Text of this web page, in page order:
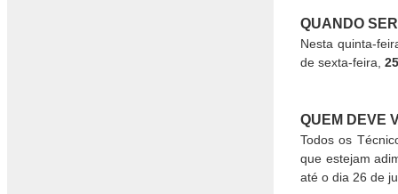
QUANDO
Nesta quinta-
de sexta-feira,
QUEM DEVE
Todos os
que estejam
até o dia 26 de